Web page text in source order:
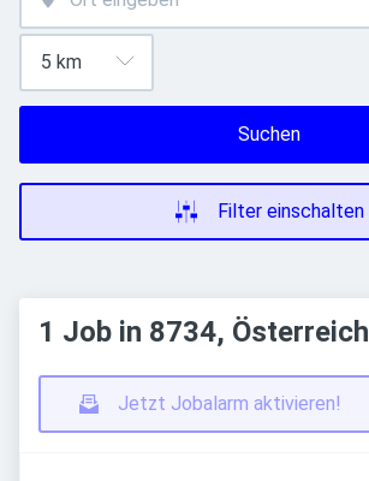
Suchen
Filter einschalten
1 Job in 8734, Österreich
Jetzt Jobalarm aktivieren!